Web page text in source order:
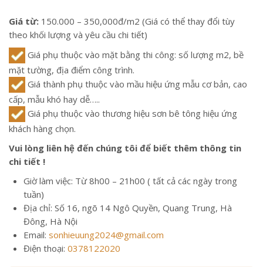
Giá từ: 150.000 – 350,000đ/m2 (Giá có thể thay đổi tùy
theo khối lượng và yêu cầu chi tiết)
Giá phụ thuộc vào mặt bằng thi công: số lượng m2, bề
mặt tường, địa điểm công trình.
Giá thành phụ thuộc vào mầu hiệu ứng mẫu cơ bản, cao
cấp, mẫu khó hay dễ…..
Giá phụ thuộc vào thương hiệu sơn bê tông hiệu ứng
khách hàng chọn.
Vui lòng liên hệ đến chúng tôi để biết thêm thông tin
chi tiết !
Giờ làm việc: Từ 8h00 – 21h00 ( tất cả các ngày trong
tuần)
Địa chỉ: Số 16, ngõ 14 Ngô Quyền, Quang Trung, Hà
Đông, Hà Nội
Email: sonhieuung2024@gmail.com
Điện thoại: 0378122020